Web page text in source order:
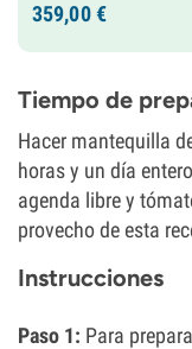
359,00€
Tiempo de
Hacer mantequilla
horas y un día
agenda libre y
provecho de esta
Instrucciones
Paso 1: Para